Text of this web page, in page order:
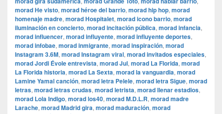
morad He visto, morad héroe del barrio, morad hip hop, morad
homenaje madre, morad Hospitalet, morad icono barrio, morad
iluminación en concierto, morad incitación pública, morad infancia,
morad influencer, morad influyente, morad influyente deportes,
morad infobae, morad inmigrante, morad inspiración, morad
Instagram 3.6M, morad Instagram viral, morad invitados especiales,
morad Jordi Évole entrevista, morad Jul, morad La Florida, morad
La Florida historia, morad La Sexta, morad la vanguardia, morad
Lamine Yamal canción, morad letra Pelele, morad letra Sigue, morad
letras, morad letras crudas, morad letrista, morad llenar estadios,
morad Lola Indigo, morad los40, morad M.D.L.R, morad madre
Larache, morad Madrid gira, morad maduración, morad